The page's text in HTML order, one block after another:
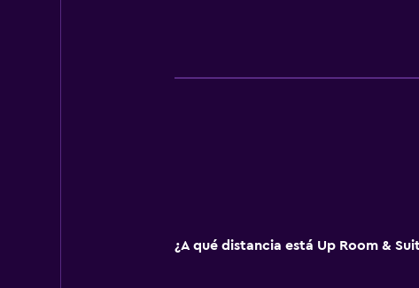
¿A qué distancia está Up Room &